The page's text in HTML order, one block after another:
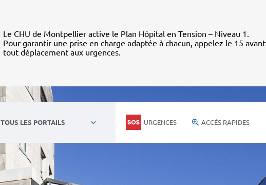
Le CHU de Montpellier active le Plan Hôpital en Tension – Niveau 1.
Pour garantir une prise en charge adaptée à chacun, appelez le 15 avant
tout déplacement aux urgences.
TOUS LES PORTAILS URGENCES ACCÈS RAPIDES